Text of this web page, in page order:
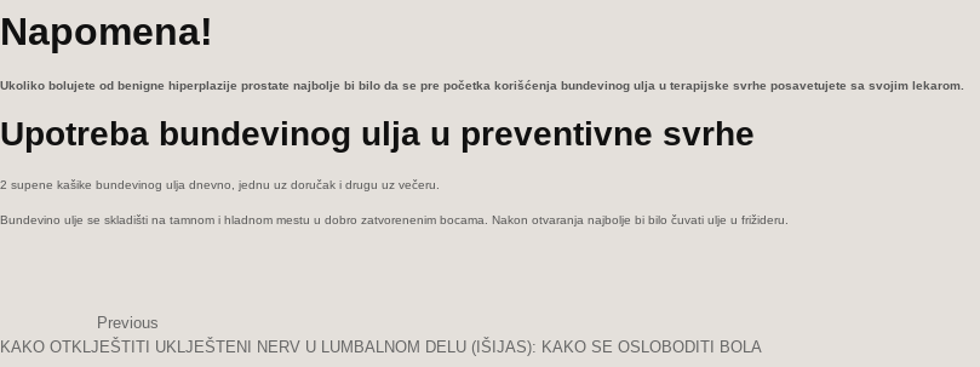
Napomena!
Ukoliko bolujete od benigne hiperplazije prostate najbolje bi bilo da se pre početka korišćenja bundevinog ulja u terapijske svrhe posavetujete sa svojim lekarom.
Upotreba bundevinog ulja u preventivne svrhe
2 supene kašike bundevinog ulja dnevno, jednu uz doručak i drugu uz večeru.
Bundevino ulje se skladišti na tamnom i hladnom mestu u dobro zatvorenenim bocama. Nakon otvaranja najbolje bi bilo čuvati ulje u frižideru.
Previous
KAKO OTKLJEŠTITI UKLJEŠTENI NERV U LUMBALNOM DELU (IŠIJAS): KAKO SE OSLOBODITI BOLA